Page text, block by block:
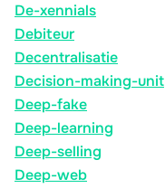
De-xennials
Debiteur
Decentralisatie
Decision-making-unit
Deep-fake
Deep-learning
Deep-selling
Deep-web